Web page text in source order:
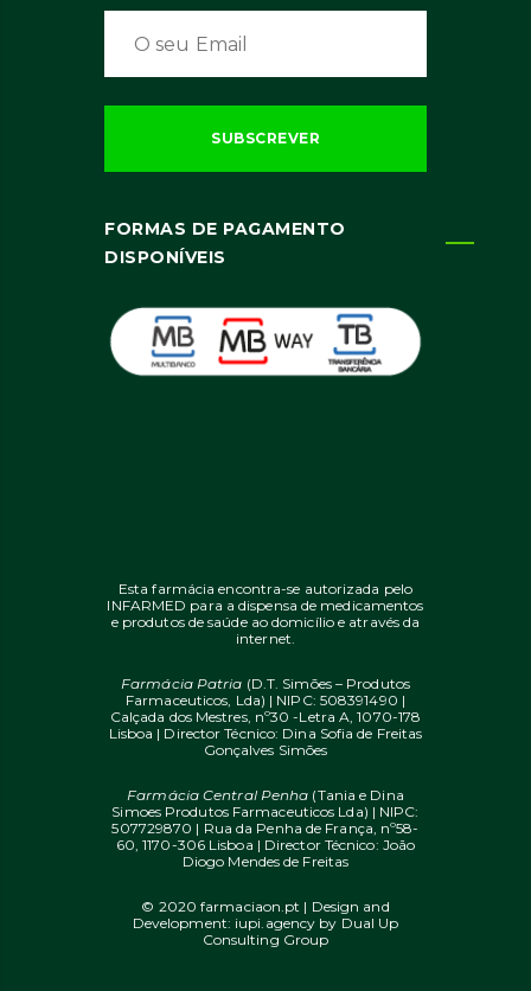
FORMAS DE PAGAMENTO
DISPONÍVEIS
Esta farmácia encontra-se autorizada pelo
INFARMED para a dispensa de medicamentos
e produtos de saúde ao domicílio e através da
internet.
Farmácia Patria (D.T. Simões – Produtos
Farmaceuticos, Lda) | NIPC: 508391490 |
Calçada dos Mestres, nº30 -Letra A, 1070-178
Lisboa | Director Técnico: Dina Sofia de Freitas
Gonçalves Simões
Farmácia Central Penha (Tania e Dina
Simoes Produtos Farmaceuticos Lda) | NIPC:
507729870 | Rua da Penha de França, nº58-
60, 1170-306 Lisboa | Director Técnico: João
Diogo Mendes de Freitas
© 2020 farmaciaon.pt | Design and
Development: iupi.agency by Dual Up
Consulting Group